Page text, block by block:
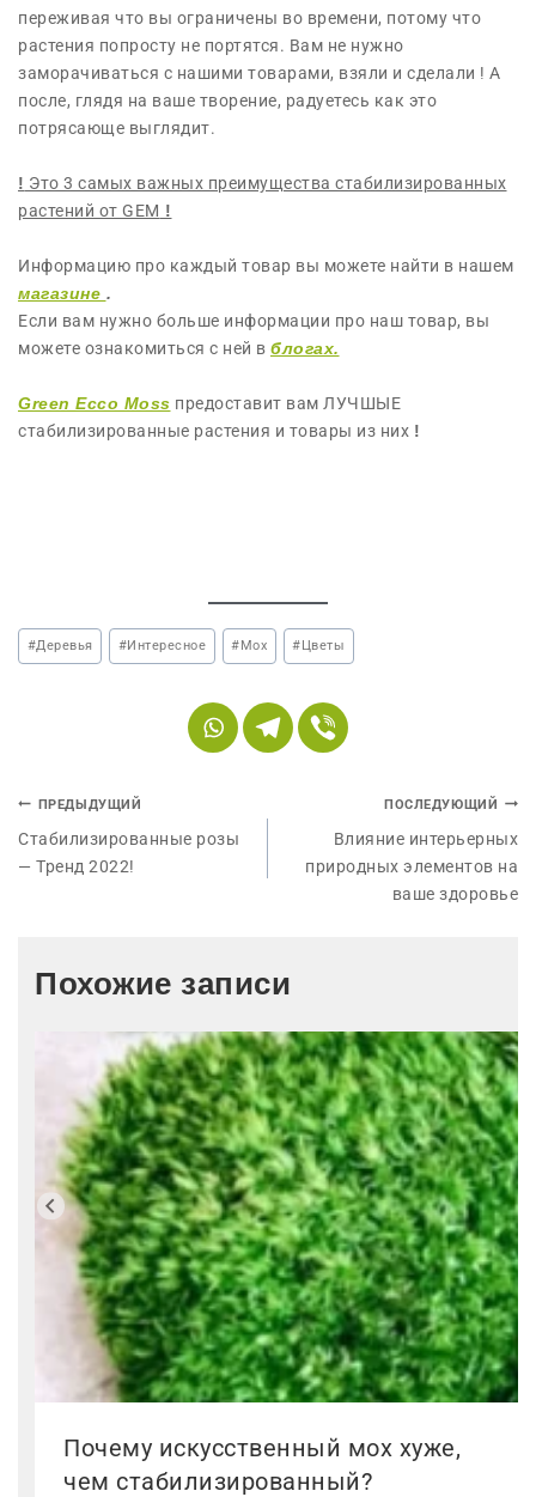
переживая что вы ограничены во времени, потому что
растения попросту не портятся. Вам не нужно
заморачиваться с нашими товарами, взяли и сделали ! А
после, глядя на ваше творение, радуетесь как это
потрясающе выглядит.
! Это 3 самых важных преимущества стабилизированных
растений от GEM !
Информацию про каждый товар вы можете найти в нашем
магазине .
Если вам нужно больше информации про наш товар, вы
можете ознакомиться с ней в блогах.
Green Ecco Moss предоставит вам ЛУЧШЫЕ
стабилизированные растения и товары из них !
#Деревья #Интересное # Мох # Цветы
ПРЕДЫДУЩИЙ
Стабилизированные розы
— Тренд 2022!
ПОСЛЕДУЮЩИЙ
Влияние интерьерных
природных элементов на
ваше здоровье
Похожие записи
Почему искусственный мох хуже,
чем стабилизированный?